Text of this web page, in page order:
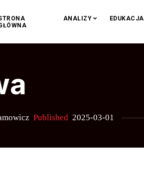
ANALIZY EDUKACJA
Published 2025-03-01